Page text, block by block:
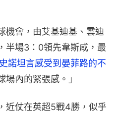
機會，由艾基迪基、雲迪
半場3：0領先韋斯咸，最
諾坦言感受到晏菲路的不
場內的緊張感。」
近仗在英超5戰4勝，似乎